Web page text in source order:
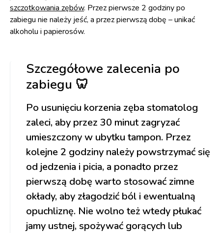
szczotkowania zębów. Przez pierwsze 2 godziny po
zabiegu nie należy jeść, a przez pierwszą dobę – unikać
alkoholu i papierosów.
Szczegółowe zalecenia po
zabiegu 🦷
Po usunięciu korzenia zęba stomatolog
zaleci, aby przez 30 minut zagryzać
umieszczony w ubytku tampon. Przez
kolejne 2 godziny należy powstrzymać się
od jedzenia i picia, a ponadto przez
pierwszą dobę warto stosować zimne
okłady, aby złagodzić ból i ewentualną
opuchliznę. Nie wolno też wtedy płukać
jamy ustnej, spożywać gorących lub